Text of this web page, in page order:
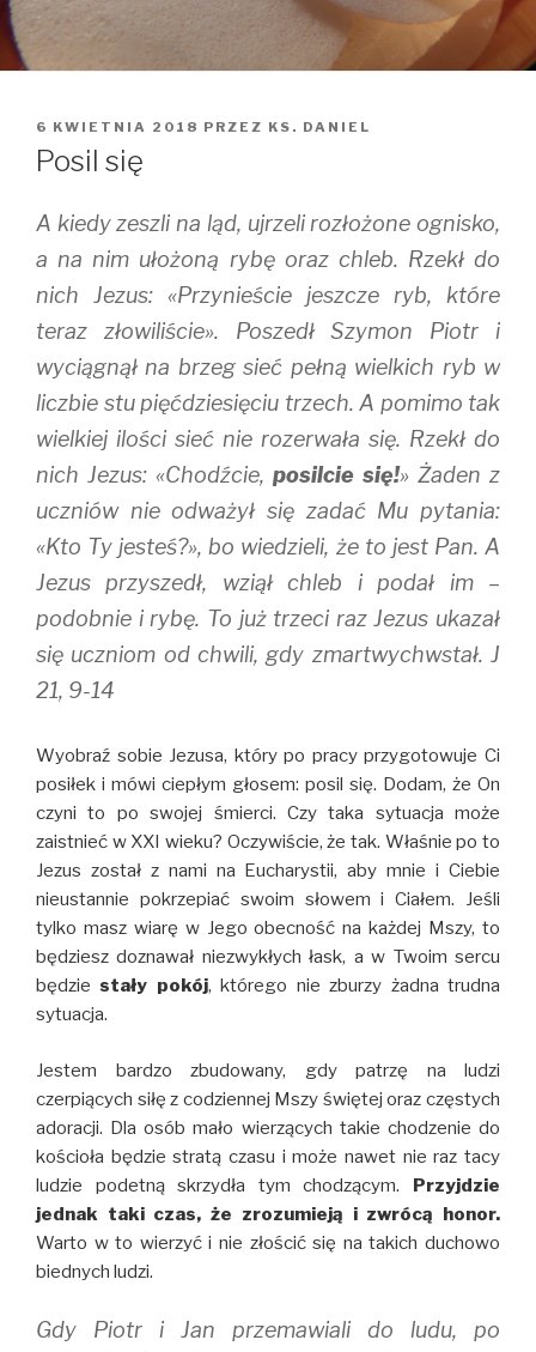
OPUBLIKOWANE
W
6 KWIETNIA 2018 PRZEZ KS. DANIEL
Posil się
A kiedy zeszli na ląd, ujrzeli rozłożone ognisko,
a na nim ułożoną rybę oraz chleb. Rzekł do
nich Jezus: «Przynieście jeszcze ryb, które
teraz złowiliście». Poszedł Szymon Piotr i
wyciągnął na brzeg sieć pełną wielkich ryb w
liczbie stu pięćdziesięciu trzech. A pomimo tak
wielkiej ilości sieć nie rozerwała się. Rzekł do
nich Jezus: «Chodźcie, posilcie się!» Żaden z
uczniów nie odważył się zadać Mu pytania:
«Kto Ty jesteś?», bo wiedzieli, że to jest Pan. A
Jezus przyszedł, wziął chleb i podał im –
podobnie i rybę. To już trzeci raz Jezus ukazał
się uczniom od chwili, gdy zmartwychwstał. J
21, 9-14
Wyobraź sobie Jezusa, który po pracy przygotowuje Ci
posiłek i mówi ciepłym głosem: posil się. Dodam, że On
czyni to po swojej śmierci. Czy taka sytuacja może
zaistnieć w XXI wieku? Oczywiście, że tak. Właśnie po to
Jezus został z nami na Eucharystii, aby mnie i Ciebie
nieustannie pokrzepiać swoim słowem i Ciałem. Jeśli
tylko masz wiarę w Jego obecność na każdej Mszy, to
będziesz doznawał niezwykłych łask, a w Twoim sercu
będziestały pokój, którego nie zburzy żadna trudna
sytuacja.
Jestem bardzo zbudowany, gdy patrzę na ludzi
czerpiących siłę z codziennej Mszy świętej oraz częstych
adoracji. Dla osób mało wierzących takie chodzenie do
kościoła będzie stratą czasu i może nawet nie raz tacy
ludzie podetną skrzydła tym chodzącym. Przyjdzie
jednak taki czas, że zrozumieją i zwrócą honor.
Warto w to wierzyć i nie złościć się na takich duchowo
biednych ludzi.
Gdy Piotr i Jan przemawiali do ludu, po